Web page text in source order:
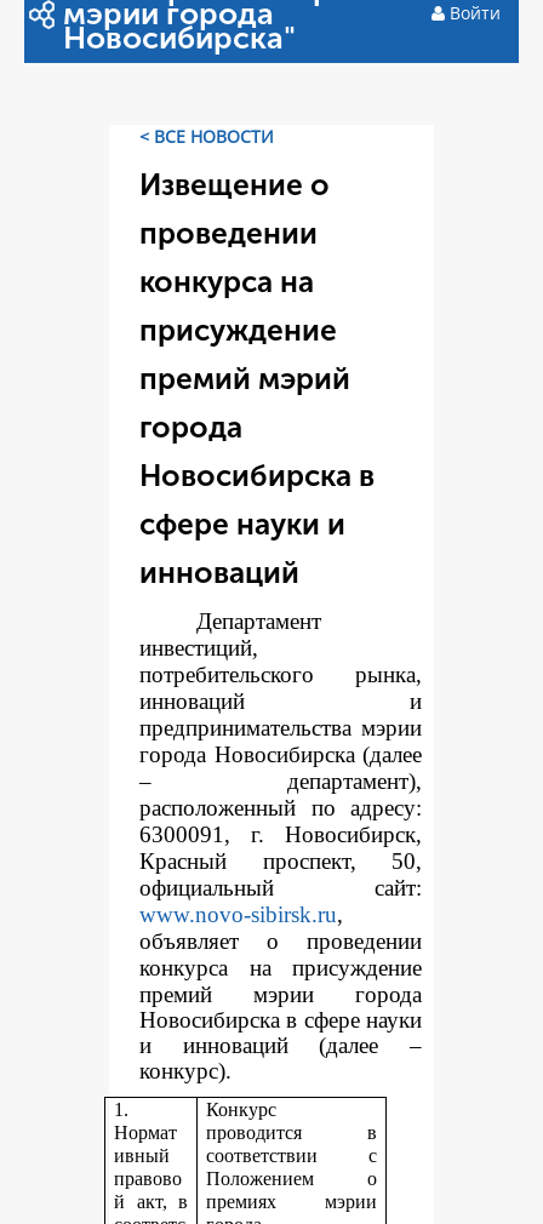
мэрии города
Новосибирска"
Войти
< ВСЕ НОВОСТИ
Извещение о
проведении
конкурса на
присуждение
премий мэрий
города
Новосибирска в
сфере науки и
инноваций
Департамент
инвестиций,
потребительского рынка,
инноваций и
предпринимательства мэрии
города Новосибирска (далее
– департамент),
расположенный по адресу:
6300091, г. Новосибирск,
Красный проспект, 50,
официальный сайт:
www.novo-sibirsk.ru,
объявляет о проведении
конкурса на присуждение
премий мэрии города
Новосибирска в сфере науки
и инноваций (далее –
конкурс).
1.
Нормат
ивный
правово
й акт, в
Конкурс
проводится в
соответствии с
Положением о
премиях мэрии